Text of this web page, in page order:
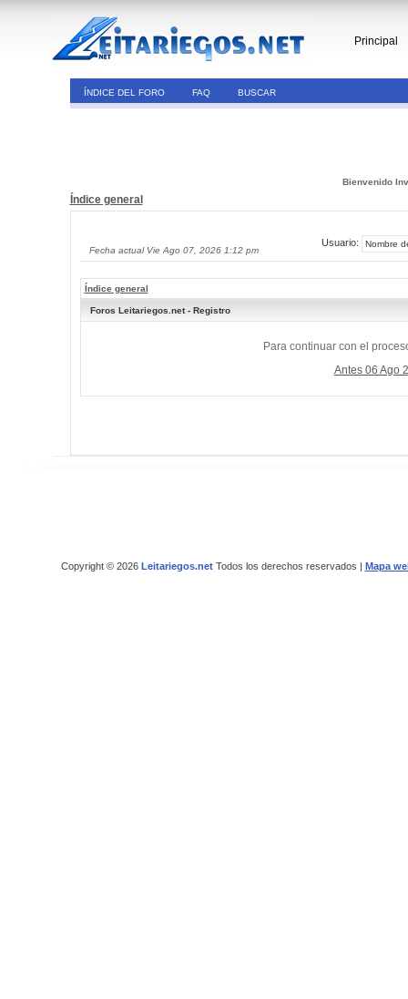
Principal
ÍNDICE DEL FORO FAQ BUSCAR
Bienvenido
Índice general
Fecha actual Vie Ago 07, 2026 1:12 pm
Usuario:
Índice general
Foros Leitariegos.net - Registro
Para continuar con el
Antes 06 Ago
Copyright © 2026 Leitariegos.netTodos los derechos reservados | Mapa